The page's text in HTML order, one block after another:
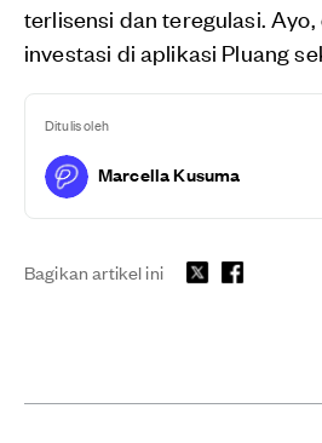
terlisensi dan teregulasi.
investasi di aplikasi Pluang
Ditulis oleh
Marcella Kusuma
Bagikan artikel ini